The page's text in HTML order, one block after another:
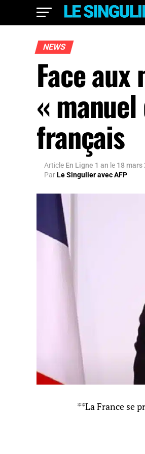
NEWS
Face aux
«
français
Article En Ligne 1 an le 18 mars
ParLe Singulier avec AFP
**La France se